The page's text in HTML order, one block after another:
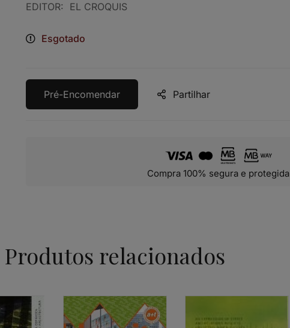
EDITOR: EL CROQUIS
Esgotado
Pré-Encomendar Partilhar
Compra 100% segura e protegida
Produtos relacionados